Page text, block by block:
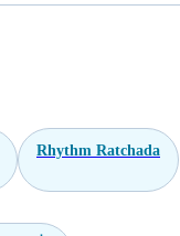
Rhythm Ratchada